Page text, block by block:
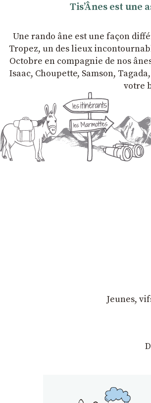
TisʼÂnes est une
Une rando âne est une façon
Tropez, un des lieux
Octobre en compagnie de nos
Isaac, Choupette, Samson,
votre
Jeunes,